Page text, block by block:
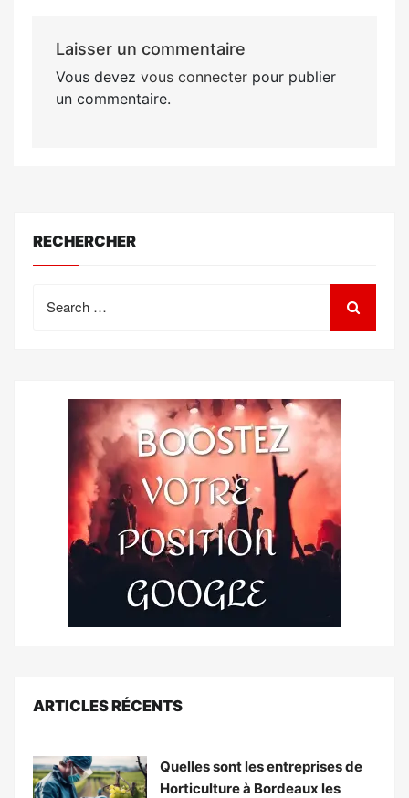
Laisser un commentaire
Vous devez vous connecterpour publier
un commentaire.
RECHERCHER
for:
ARTICLES RÉCENTS
Quelles sont les entreprises de
Horticulture à Bordeaux les